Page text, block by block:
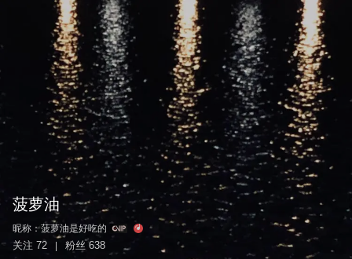
菠萝油
昵称：菠萝油是好吃的
关注 72 粉丝 638